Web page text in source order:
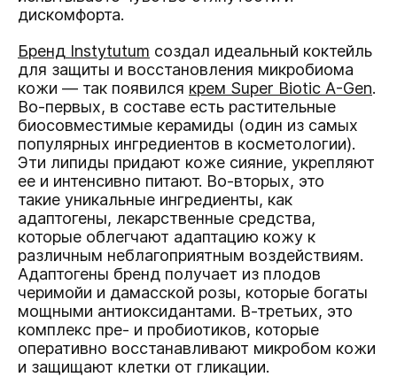
дискомфорта.
Бренд Instytutum создал идеальный коктейль
для защиты и восстановления микробиома
кожи — так появился крем Super Biotic A-Gen.
Во-первых, в составе есть растительные
биосовместимые керамиды (один из самых
популярных ингредиентов в косметологии).
Эти липиды придают коже сияние, укрепляют
ее и интенсивно питают. Во-вторых, это
такие уникальные ингредиенты, как
адаптогены, лекарственные средства,
которые облегчают адаптацию кожу к
различным неблагоприятным воздействиям.
Адаптогены бренд получает из плодов
черимойи и дамасской розы, которые богаты
мощными антиоксидантами. В-третьих, это
комплекс пре- и пробиотиков, которые
оперативно восстанавливают микробом кожи
и защищают клетки от гликации.